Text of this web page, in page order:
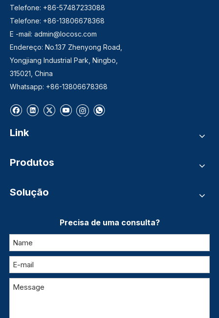
Telefone: +86-57487233088
Telefone: +86-13806678368
E -mail: admin@locosc.com
Endereço: No.137 Zhenyong Road,
Yongjiang Industrial Park, Ningbo,
315021, China
Whatsapp: +86-13806678368
Link
Produtos
Solução
Precisa de uma consulta?